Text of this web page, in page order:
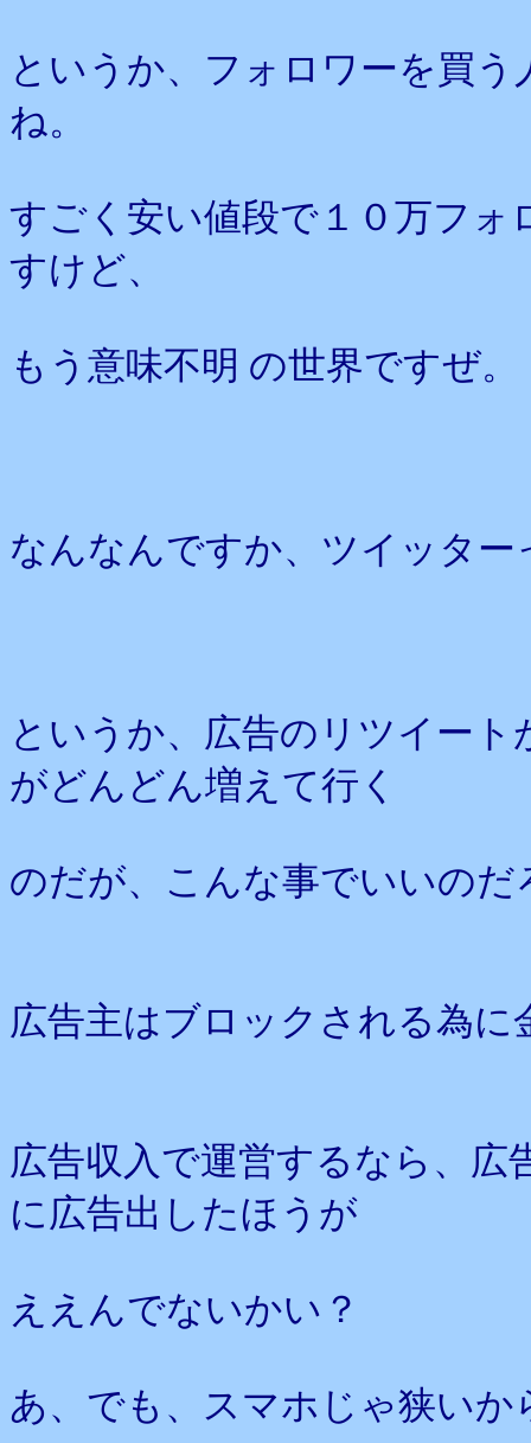
というか、フォロワーを買
ね。
すごく安い値段で１０万フ
すけど、
もう意味不明 の世界ですぜ。
なんなんですか、ツイッター
というか、広告のリツイー
がどんどん増えて行く
のだが、こんな事でいいのだ
広告主はブロックされる為に
広告収入で運営するなら、
に広告出したほうが
ええんでないかい？
あ、でも、スマホじゃ狭いか